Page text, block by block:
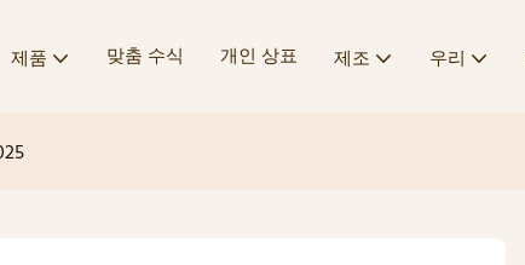
제품 맞춤 수식 개인 상표 제조 우리